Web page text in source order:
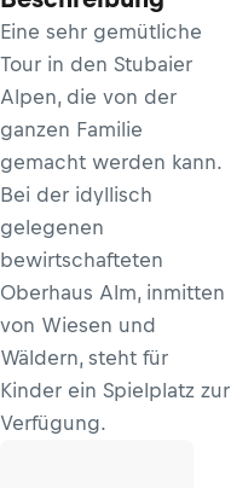
Eine sehr gemütliche
Tour in den Stubaier
Alpen, die von der
ganzen Familie
gemacht werden kann.
Bei der idyllisch
gelegenen
bewirtschafteten
Oberhaus Alm, inmitten
von Wiesen und
Wäldern, steht für
Kinder ein Spielplatz zur
Verfügung.